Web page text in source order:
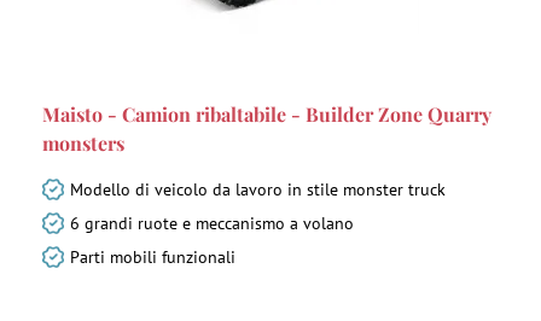
Maisto - Camion ribaltabile - Builder Zone Quarry
monsters
Modello di veicolo da lavoro in stile monster truck
6 grandi ruote e meccanismo a volano
Parti mobili funzionali